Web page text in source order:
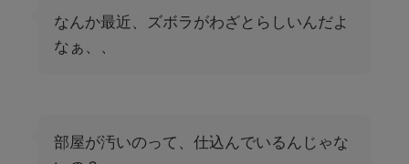
なんか最近、ズボラがわざとらしいんだよ
なぁ、、
部屋が汚いのって、仕込んでいるんじゃな